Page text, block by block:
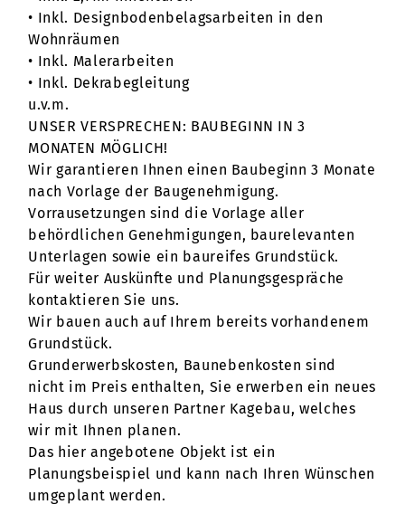
• Inkl. Designbodenbelagsarbeiten in den
Wohnräumen
• Inkl. Malerarbeiten
• Inkl. Dekrabegleitung
u.v.m.
UNSER VERSPRECHEN: BAUBEGINN IN 3
MONATEN MÖGLICH!
Wir garantieren Ihnen einen Baubeginn 3 Monate
nach Vorlage der Baugenehmigung.
Vorrausetzungen sind die Vorlage aller
behördlichen Genehmigungen, baurelevanten
Unterlagen sowie ein baureifes Grundstück.
Für weiter Auskünfte und Planungsgespräche
kontaktieren Sie uns.
Wir bauen auch auf Ihrem bereits vorhandenem
Grundstück.
Grunderwerbskosten, Baunebenkosten sind
nicht im Preis enthalten, Sie erwerben ein neues
Haus durch unseren Partner Kagebau, welches
wir mit Ihnen planen.
Das hier angebotene Objekt ist ein
Planungsbeispiel und kann nach Ihren Wünschen
umgeplant werden.